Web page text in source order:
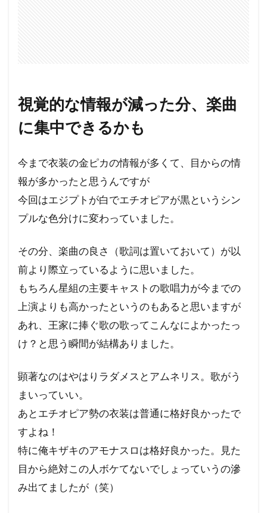
視覚的な情報が減った分、楽曲
に集中できるかも
今まで衣装の金ピカの情報が多くて、目からの情
報が多かったと思うんですが
今回はエジプトが白でエチオピアが黒というシン
プルな色分けに変わっていました。
その分、楽曲の良さ（歌詞は置いておいて）が以
前より際立っているように思いました。
もちろん星組の主要キャストの歌唱力が今までの
上演よりも高かったというのもあると思いますが
あれ、王家に捧ぐ歌の歌ってこんなによかったっ
け？と思う瞬間が結構ありました。
顕著なのはやはりラダメスとアムネリス。歌がう
まいっていい。
あとエチオピア勢の衣装は普通に格好良かったで
すよね！
特に俺キザキのアモナスロは格好良かった。見た
目から絶対この人ボケてないでしょっていうの滲
み出てましたが（笑）